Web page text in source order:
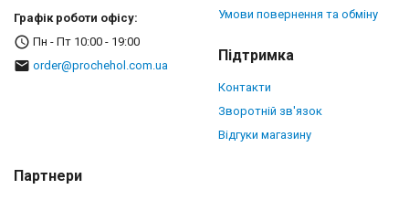
Графік роботи офісу:
Пн - Пт 10:00 - 19:00
order@prochehol.com.ua
Умови повернення та обміну
Підтримка
Контакти
Зворотній зв'язок
Відгуки магазину
Партнери